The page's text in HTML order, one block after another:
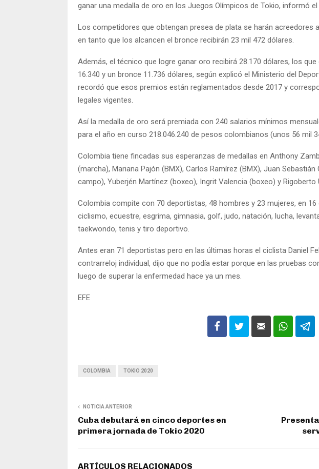
ganar una medalla de oro en los Juegos Olímpicos de Tokio, informó el
Los competidores que obtengan presea de plata se harán acreedores
en tanto que los alcancen el bronce recibirán 23 mil 472 dólares.
Además, el técnico que logre ganar oro recibirá 28.170 dólares, los
16.340 y un bronce 11.736 dólares, según explicó el Ministerio del
recordó que esos premios están reglamentados desde 2017 y
legales vigentes.
Así la medalla de oro será premiada con 240 salarios mínimos
para el año en curso 218.046.240 de pesos colombianos (unos 56 mil
Colombia tiene fincadas sus esperanzas de medallas en Anthony
(marcha), Mariana Pajón (BMX), Carlos Ramírez (BMX), Juan
campo), Yuberjén Martínez (boxeo), Ingrit Valencia (boxeo) y Rigoberto
Colombia compite con 70 deportistas, 48 hombres y 23 mujeres, en
ciclismo, ecuestre, esgrima, gimnasia, golf, judo, natación, lucha,
taekwondo, tenis y tiro deportivo.
Antes eran 71 deportistas pero en las últimas horas el ciclista Daniel
contrarreloj individual, dijo que no podía estar porque en las pruebas
luego de superar la enfermedad hace ya un mes.
EFE
COLOMBIA TOKIO 2020
NOTICIA ANTERIOR
Cuba debutará en cinco deportes en
primera jornada de Tokio 2020
ARTÍCULOS RELACIONADOS